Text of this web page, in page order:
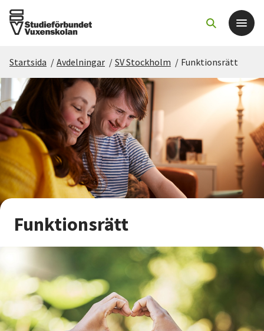
Det här gör vi
För dig som
Sök kurser och evenemang
Om SV
Nyheter
Avdelningar
Startsida / Avdelningar / SV Stockholm / Funktionsrätt
Funktionsrätt